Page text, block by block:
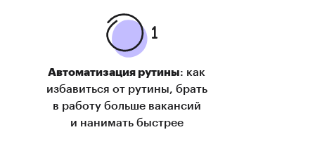
Автоматизация рутины: как
избавиться от рутины, брать
в работу больше вакансий
и нанимать быстрее